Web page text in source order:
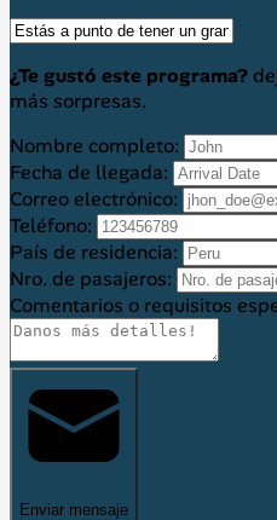
¿Te gustó este programa?
más sorpresas.
Nombre completo:
Fecha de llegada:
Correo electrónico:
Teléfono:
País de residencia:
Nro. de pasajeros:
Comentarios o requisitos
Enviar mensaje